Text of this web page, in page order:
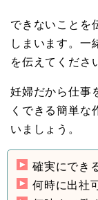
できないことを
しまいます。一
を伝えてくださ
妊婦だから仕事
くできる簡単な
いましょう。
確実にでき
何時に出社